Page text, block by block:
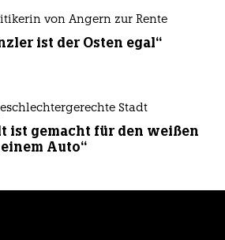
von Angern zur Rente
ist der Osten egal“
Stadt
ist gemacht für den weißen
Auto“